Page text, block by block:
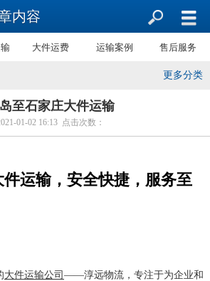
内容
大件运费 运输案例 售后服务
更多分类
至石家庄大件运输
01-02 16:13 点击次数：
运输，安全快捷，服务至
大件运输公司 ——淳远物流，专注于为企业和